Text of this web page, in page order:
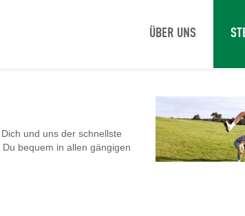
ÜBER UNS
und uns der schnellste
bequem in allen gängigen